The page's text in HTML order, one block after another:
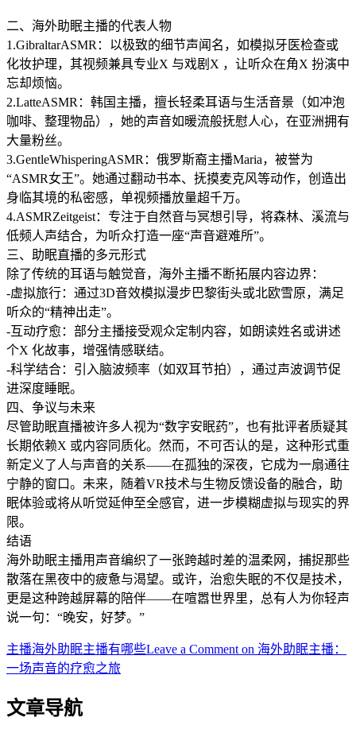
二、海外助眠主播的代表人物
1.GibraltarASMR：以极致的细节声闻名，如模拟牙医检查或
化妆护理，其视频兼具专业X 与戏剧X ，让听众在角X 扮演中
忘却烦恼。
2.LatteASMR：韩国主播，擅长轻柔耳语与生活音景（如冲泡
咖啡、整理物品），她的声音如暖流般抚慰人心，在亚洲拥有
大量粉丝。
3.GentleWhisperingASMR：俄罗斯裔主播Maria，被誉为
“ASMR女王”。她通过翻动书本、抚摸麦克风等动作，创造出
身临其境的私密感，单视频播放量超千万。
4.ASMRZeitgeist：专注于自然音与冥想引导，将森林、溪流与
低频人声结合，为听众打造一座“声音避难所”。
三、助眠直播的多元形式
除了传统的耳语与触觉音，海外主播不断拓展内容边界：
-虚拟旅行：通过3D音效模拟漫步巴黎街头或北欧雪原，满足
听众的“精神出走”。
-互动疗愈：部分主播接受观众定制内容，如朗读姓名或讲述
个X 化故事，增强情感联结。
-科学结合：引入脑波频率（如双耳节拍），通过声波调节促
进深度睡眠。
四、争议与未来
尽管助眠直播被许多人视为“数字安眠药”，也有批评者质疑其
长期依赖X 或内容同质化。然而，不可否认的是，这种形式重
新定义了人与声音的关系——在孤独的深夜，它成为一扇通往
宁静的窗口。未来，随着VR技术与生物反馈设备的融合，助
眠体验或将从听觉延伸至全感官，进一步模糊虚拟与现实的界
限。
结语
海外助眠主播用声音编织了一张跨越时差的温柔网，捕捉那些
散落在黑夜中的疲惫与渴望。或许，治愈失眠的不仅是技术，
更是这种跨越屏幕的陪伴——在喧嚣世界里，总有人为你轻声
说一句：“晚安，好梦。”
主播海外助眠主播有哪些Leave a Comment on 海外助眠主播：
一场声音的疗愈之旅
文章导航